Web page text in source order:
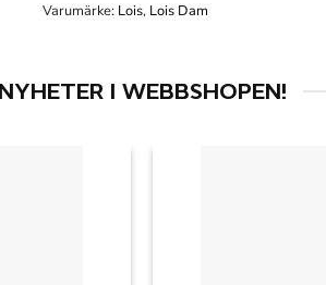
Varumärke: Lois, Lois Dam
NYHETER I WEBBSHOPEN!